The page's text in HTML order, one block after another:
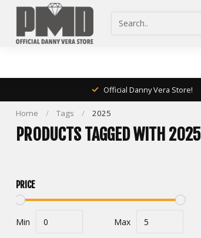
Official Danny Vera Store!
Home / Tags / 2025
PRODUCTS TAGGED WITH 2025
PRICE
Min Max